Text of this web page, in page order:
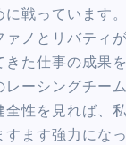
に戦っています
ァノとリバティ
きた仕事の成果
ーシングチー
全性を見れば、
すます強力にな